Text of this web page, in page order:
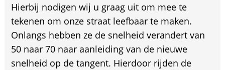
Hierbij nodigen wij u graag uit om mee te
tekenen om onze straat leefbaar te maken.
Onlangs hebben ze de snelheid verandert van
50 naar 70 naar aanleiding van de nieuwe
snelheid op de tangent. Hierdoor rijden de